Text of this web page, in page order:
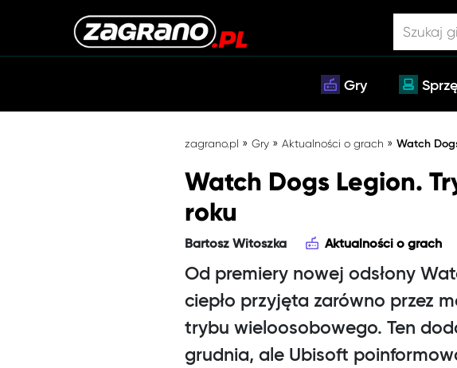
Gry
zagrano.pl » Gry » Aktualności o grach » Watch
Watch Dogs Legion.
roku
Bartosz Witoszka Aktualności o grach
Od premiery nowej odsłony
ciepło przyjęta zarówno przez
trybu wieloosobowego. Ten
grudnia, ale Ubisoft